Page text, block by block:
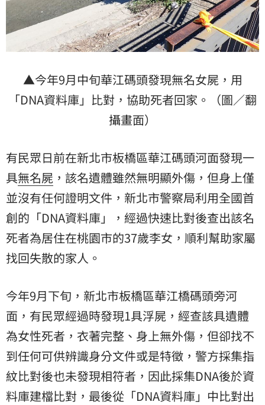
▲今年9月中旬華江碼頭發現無名女屍，用
「DNA資料庫」比對，協助死者回家。（圖／翻
攝畫面）
有民眾日前在新北市板橋區華江碼頭河面發現一
具無名屍 ，該名遺體雖然無明顯外傷，但身上僅
並沒有任何證明文件，新北市警察局利用全國首
創的「DNA資料庫」，經過快速比對後查出該名
死者為居住在桃園市的37歲李女，順利幫助家屬
找回失散的家人。
今年9月下旬，新北市板橋區華江橋碼頭旁河
面，有民眾經過時發現1具浮屍，經查該具遺體
為女性死者，衣著完整、身上無外傷，但卻找不
到任何可供辨識身分文件或是特徵，警方採集指
紋比對後也未發現相符者，因此採集DNA後於資
料庫建檔比對，最後從「DNA資料庫」中比對出